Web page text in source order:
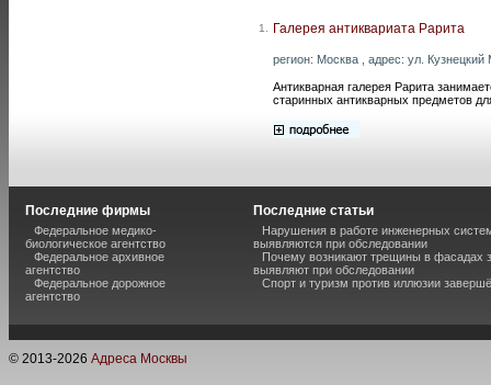
1. Галерея антиквариата Рарита
регион: Москва , адрес: ул.
Антикварная галерея Рарита
старинных антикварных предметов
Последние фирмы
Федеральное медико-
биологическое агентство
Федеральное архивное
агентство
Федеральное дорожное
агентство
Последние статьи
Нарушения в работе инженерных
выявляются при обследовании
Почему возникают трещины в фасадах
выявляют при обследовании
Спорт и туризм против иллюзии
© 2013-2026 Адреса Москвы